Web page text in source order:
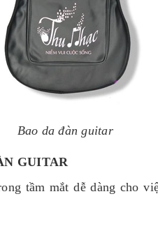
Bao da đàn guitar
GUITAR
tầm mắt dễ dàng cho